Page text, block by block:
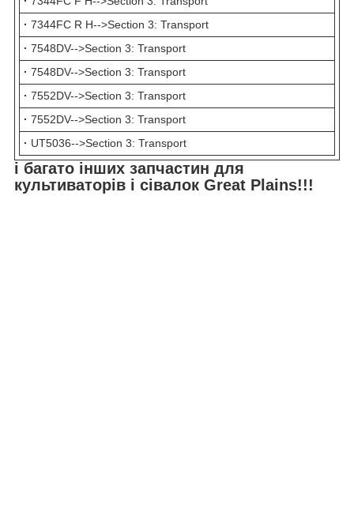
· 7344FC R H-->Section 3: Transport
· 7548DV-->Section 3: Transport
· 7548DV-->Section 3: Transport
· 7552DV-->Section 3: Transport
· 7552DV-->Section 3: Transport
· UT5036-->Section 3: Transport
і багато інших запчастин для
культиваторів і сівалок Great Plains!!!